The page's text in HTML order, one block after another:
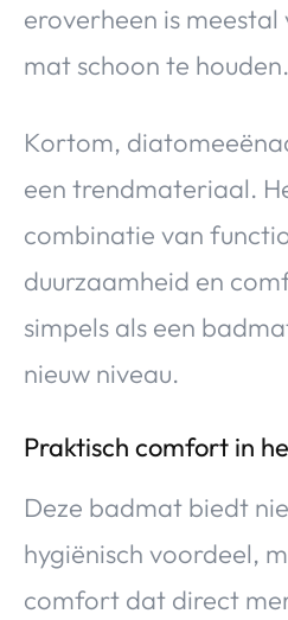
eroverheen is
mat schoon te houden.
Kortom,
een trendmateriaal.
combinatie van
duurzaamheid en
simpels als een
nieuw niveau.
Praktisch comfort in
Deze badmat biedt
hygiënisch voordeel,
comfort dat direct